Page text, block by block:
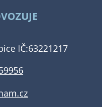
IČ:63221217